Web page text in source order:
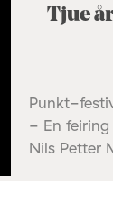
Tjue
Punkt-
- En feiring
Nils Petter